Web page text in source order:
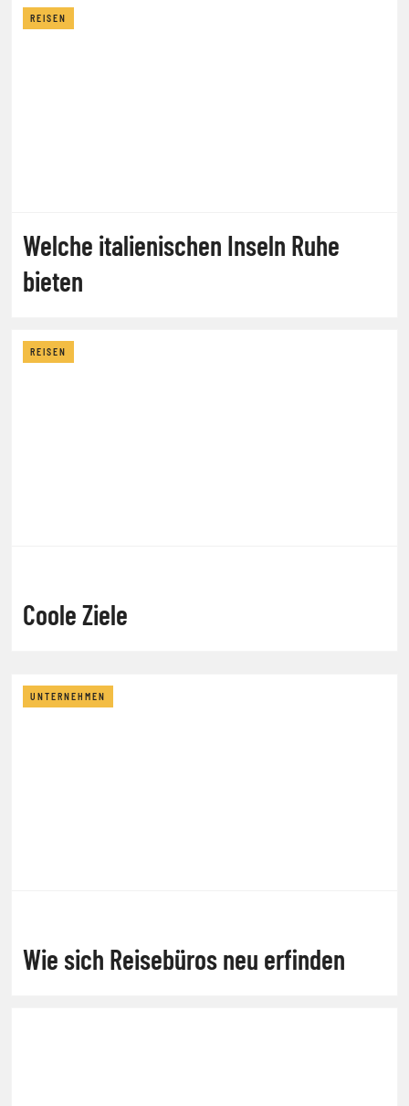
REISEN
Welche italienischen Inseln Ruhe
bieten
REISEN
Coole Ziele
UNTERNEHMEN
Wie sich Reisebüros neu erfinden